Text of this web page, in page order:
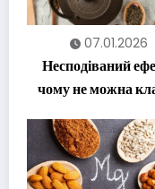
07.01.2026
Несподіваний
чому не можна